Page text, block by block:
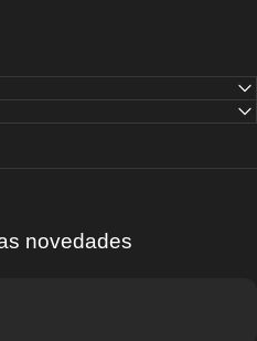
Electrónico
novedades